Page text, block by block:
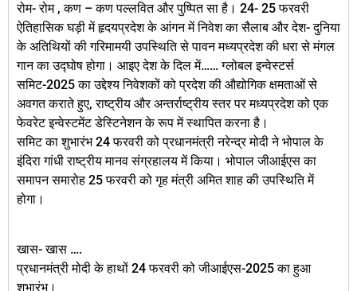
रोम- रोम , कण – कण पल्लवित और पुष्पित सा है। 24- 25 फरवरी
ऐतिहासिक घड़ी में हृदयप्रदेश के आंगन में निवेश का सैलाब और देश- दुनिया
के अतिथियों की गरिमामयी उपस्थिति से पावन मध्यप्रदेश की धरा से मंगल
गान का उद्घोष होगा। आइए देश के दिल में…… ग्लोबल इन्वेस्टर्स
समिट-2025 का उद्देश्य निवेशकों को प्रदेश की औद्योगिक क्षमताओं से
अवगत कराते हुए, राष्ट्रीय और अन्तर्राष्ट्रीय स्तर पर मध्यप्रदेश को एक
फेवरेट इन्वेस्टमेंट डेस्टिनेशन के रूप में स्थापित करना है।
समिट का शुभारंभ 24 फरवरी को प्रधानमंत्री नरेन्द्र मोदी ने भोपाल के
इंदिरा गांधी राष्ट्रीय मानव संग्रहालय में किया। भोपाल जीआईएस का
समापन समारोह 25 फरवरी को गृह मंत्री अमित शाह की उपस्थिति में
होगा।
खास- खास ….
प्रधानमंत्री मोदी के हाथों 24 फरवरी को जीआईएस-2025 का हुआ
शुभारंभ।